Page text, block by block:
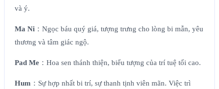
và ý.
Ma Ni ：Ngọc báu quý giá, tượng trưng cho lòng bi mẫn, yêu
thương và tâm giác ngộ.
Pad Me ：Hoa sen thánh thiện, biểu tượng của trí tuệ tối cao.
Hum ：Sự hợp nhất bi trí, sự thanh tịnh viên mãn. Việc trì